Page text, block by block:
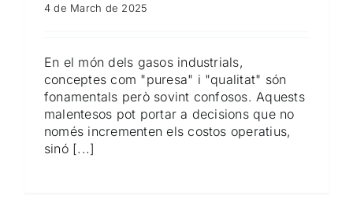
4 de March de 2025
En el món dels gasos industrials,
conceptes com "puresa" i "qualitat" són
fonamentals però sovint confosos. Aquests
malentesos pot portar a decisions que no
només incrementen els costos operatius,
sinó [...]